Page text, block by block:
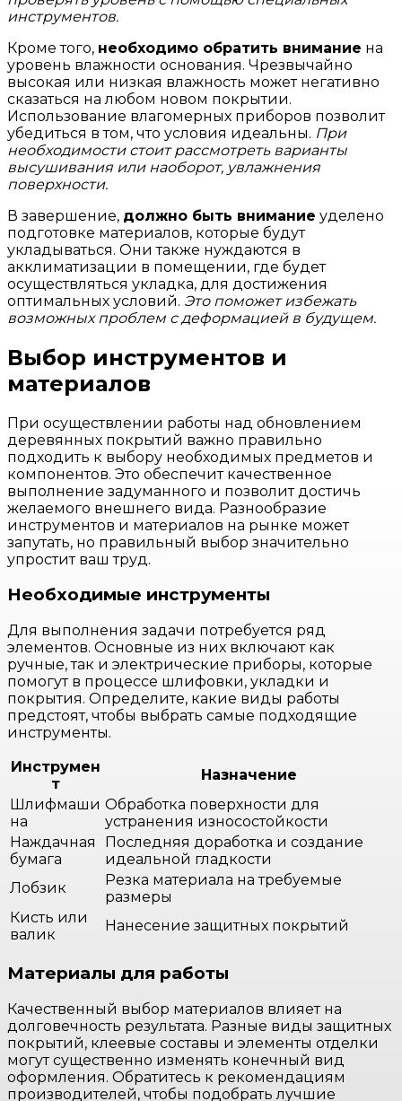
инструментов.
Кроме того, необходимо обратить внимание на
уровень влажности основания. Чрезвычайно
высокая или низкая влажность может негативно
сказаться на любом новом покрытии.
Использование влагомерных приборов позволит
убедиться в том, что условия идеальны. При
необходимости стоит рассмотреть варианты
высушивания или наоборот, увлажнения
поверхности.
В завершение, должно быть внимание уделено
подготовке материалов, которые будут
укладываться. Они также нуждаются в
акклиматизации в помещении, где будет
осуществляться укладка, для достижения
оптимальных условий. Это поможет избежать
возможных проблем с деформацией в будущем.
Выбор инструментов и
материалов
При осуществлении работы над обновлением
деревянных покрытий важно правильно
подходить к выбору необходимых предметов и
компонентов. Это обеспечит качественное
выполнение задуманного и позволит достичь
желаемого внешнего вида. Разнообразие
инструментов и материалов на рынке может
запутать, но правильный выбор значительно
упростит ваш труд.
Необходимые инструменты
Для выполнения задачи потребуется ряд
элементов. Основные из них включают как
ручные, так и электрические приборы, которые
помогут в процессе шлифовки, укладки и
покрытия. Определите, какие виды работы
предстоят, чтобы выбрать самые подходящие
инструменты.
Инструмен
т
Назначение
Шлифмаши
на
Обработка поверхности для
устранения износостойкости
Наждачная
бумага
Последняя доработка и создание
идеальной гладкости
Лобзик
Резка материала на требуемые
размеры
Кисть или
валик
Нанесение защитных покрытий
Материалы для работы
Качественный выбор материалов влияет на
долговечность результата. Разные виды защитных
покрытий, клеевые составы и элементы отделки
могут существенно изменять конечный вид
оформления. Обратитесь к рекомендациям
производителей, чтобы подобрать лучшие